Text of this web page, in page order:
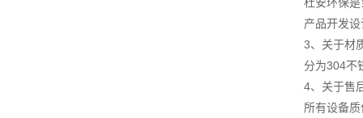
产品开发
3、关于材
分为304不
4、关于售
所有设备